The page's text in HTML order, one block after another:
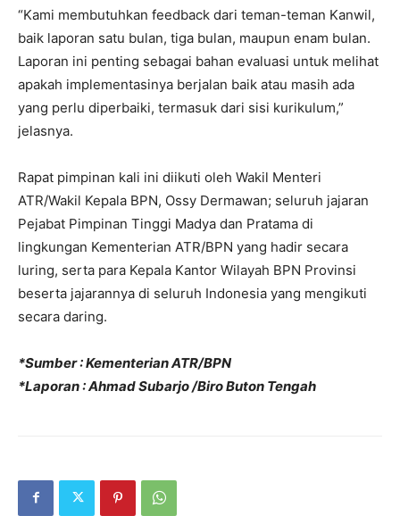
“Kami membutuhkan feedback dari teman-teman Kanwil,
baik laporan satu bulan, tiga bulan, maupun enam bulan.
Laporan ini penting sebagai bahan evaluasi untuk melihat
apakah implementasinya berjalan baik atau masih ada
yang perlu diperbaiki, termasuk dari sisi kurikulum,”
jelasnya.
Rapat pimpinan kali ini diikuti oleh Wakil Menteri
ATR/Wakil Kepala BPN, Ossy Dermawan; seluruh jajaran
Pejabat Pimpinan Tinggi Madya dan Pratama di
lingkungan Kementerian ATR/BPN yang hadir secara
luring, serta para Kepala Kantor Wilayah BPN Provinsi
beserta jajarannya di seluruh Indonesia yang mengikuti
secara daring.
*Sumber : Kementerian ATR/BPN
*Laporan : Ahmad Subarjo /Biro Buton Tengah